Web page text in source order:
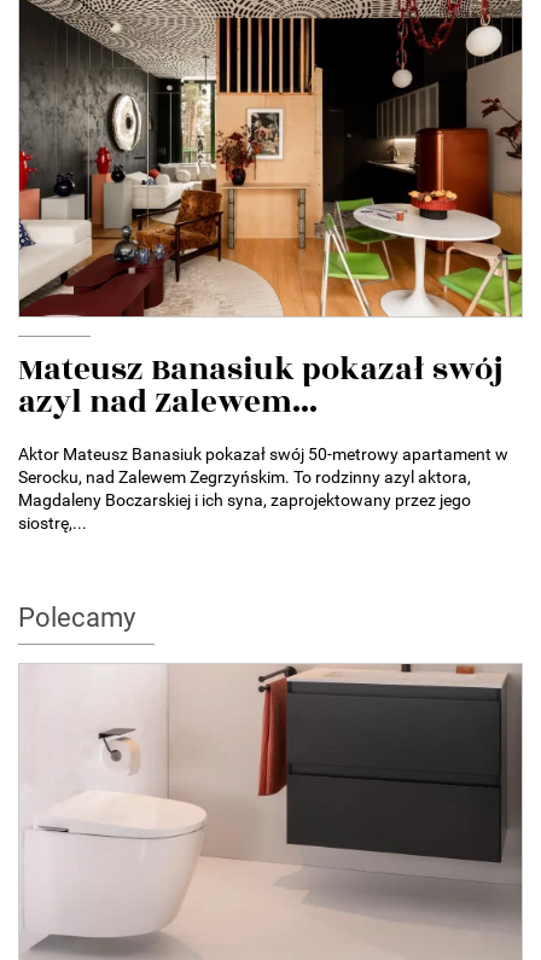
Mateusz Banasiuk pokazał swój
azyl nad Zalewem...
Aktor Mateusz Banasiuk pokazał swój 50-metrowy apartament w
Serocku, nad Zalewem Zegrzyńskim. To rodzinny azyl aktora,
Magdaleny Boczarskiej i ich syna, zaprojektowany przez jego
siostrę,...
Polecamy